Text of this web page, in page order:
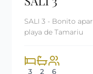
SALI 3 - Bonito
playa de Tamariu
3 2 6